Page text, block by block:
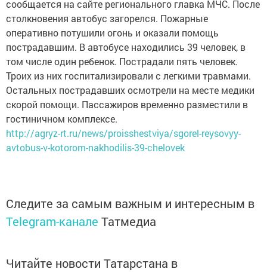
сообщается на сайте регионального главка МЧС. После
столкновения автобус загорелся. Пожарные
оперативно потушили огонь и оказали помощь
пострадавшим. В автобусе находились 39 человек, в
том числе один ребенок. Пострадали пять человек.
Троих из них госпитализировали с легкими травмами.
Остальных пострадавших осмотрели на месте медики
скорой помощи. Пассажиров временно разместили в
гостиничном комплексе.
http://agryz-rt.ru/news/proisshestviya/sgorel-reysovyy-
avtobus-v-kotorom-nakhodilis-39-chelovek
Следите за самым важным и интересным в
Telegram-канале Татмедиа
Читайте новости Татарстана в